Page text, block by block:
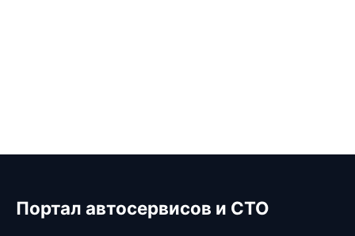
Портал автосервисов и СТО